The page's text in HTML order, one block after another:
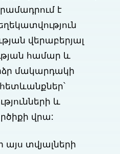
է
վերաբերյալ
համար և
մակարդակի
և
վրա:
այս տվյալների